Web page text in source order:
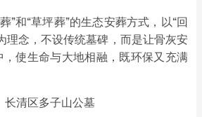
和“草坪葬”的生态安葬方式，以“回
理念，不设传统墓碑，而是让骨灰安
使生命与大地相融，既环保又充满